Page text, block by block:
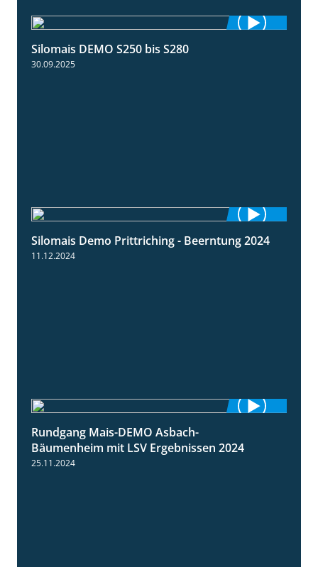
Silomais DEMO S250 bis S280
30.09.2025
12:28
Silomais Demo Prittriching - Beerntung 2024
11.12.2024
Rundgang Mais-DEMO Asbach-
Bäumenheim mit LSV Ergebnissen 2024
25.11.2024